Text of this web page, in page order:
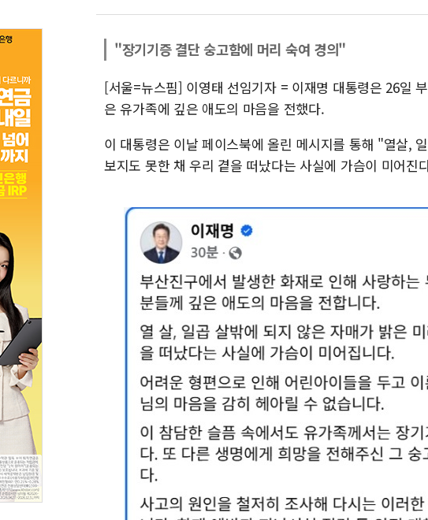
"장기기증 결단 숭고함에 머리 숙여 경의"
[서울=뉴스핌] 이영태 선임기자 = 이재명 대통령은 26일
은 유가족에 깊은 애도의 마음을 전했다.
이 대통령은 이날 페이스북에 올린 메시지를 통해 "열살,
보지도 못한 채 우리 곁을 떠났다는 사실에 가슴이 미어진